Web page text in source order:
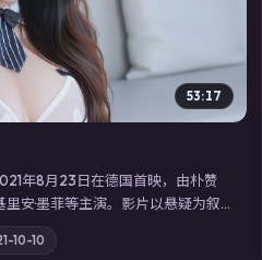
53:17
年8月23日在德国首映，由朴赞
安·墨菲等主演。影片以悬疑为叙
验事故后逐渐模糊；摄影与配乐
国产免费观看高清电视剧在线
10-10